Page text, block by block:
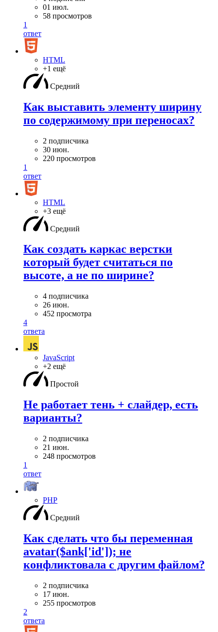
01 июл.
58 просмотров
1
ответ
HTML
+1 ещё
Средний
Как выставить элементу ширину
по содержимому при переносах?
2 подписчика
30 июн.
220 просмотров
1
ответ
HTML
+3 ещё
Средний
Как создать каркас верстки
который будет считаться по
высоте, а не по ширине?
4 подписчика
26 июн.
452 просмотра
4
ответа
JavaScript
+2 ещё
Простой
Не работает тень + слайдер, есть
варианты?
2 подписчика
21 июн.
248 просмотров
1
ответ
PHP
Средний
Как сделать что бы переменная
avatar($ank['id']); не
конфликтовала с другим файлом?
2 подписчика
17 июн.
255 просмотров
2
ответа